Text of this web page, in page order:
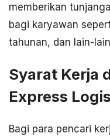
memberikan
bagi karyawan
tahunan, dan lain-
Syarat Kerja
Express
Bagi para pencari